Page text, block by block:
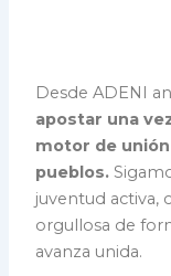
Desde ADENI
apostar una
motor de
pueblos.
juventud activa,
orgullosa de
avanza unida.